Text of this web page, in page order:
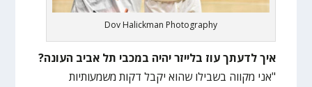
Dov Halickman Photography
איך לדעתך עוז בלייזר יהיה במכבי תל אביב העונה?
"אני מקווה בשבילו שהוא יקבל דקות משמעותיות